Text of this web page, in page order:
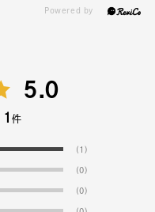
5.0
1件
(1)
(0)
(0)